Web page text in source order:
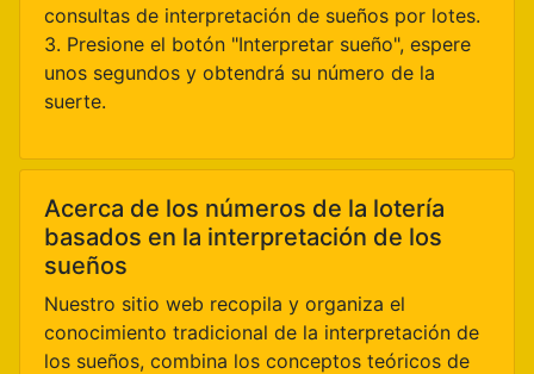
consultas de interpretación de sueños por lotes.
3. Presione el botón "Interpretar sueño", espere
unos segundos y obtendrá su número de la
suerte.
Acerca de los números de la lotería
basados en la interpretación de los
sueños
Nuestro sitio web recopila y organiza el
conocimiento tradicional de la interpretación de
los sueños, combina los conceptos teóricos de